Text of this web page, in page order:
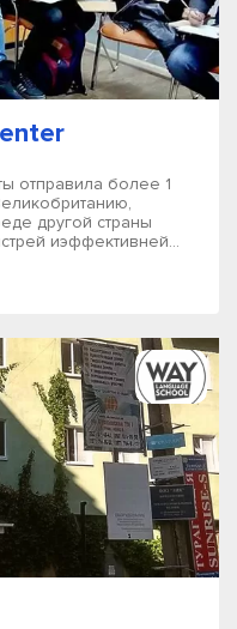
отправила более 1
другой страны
иэффективней...